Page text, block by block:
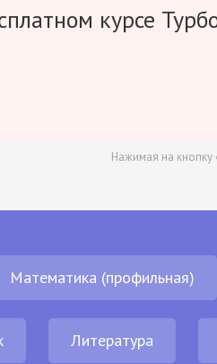
курсе
Нажимая на кнопку
Математика (профильная)
Литература